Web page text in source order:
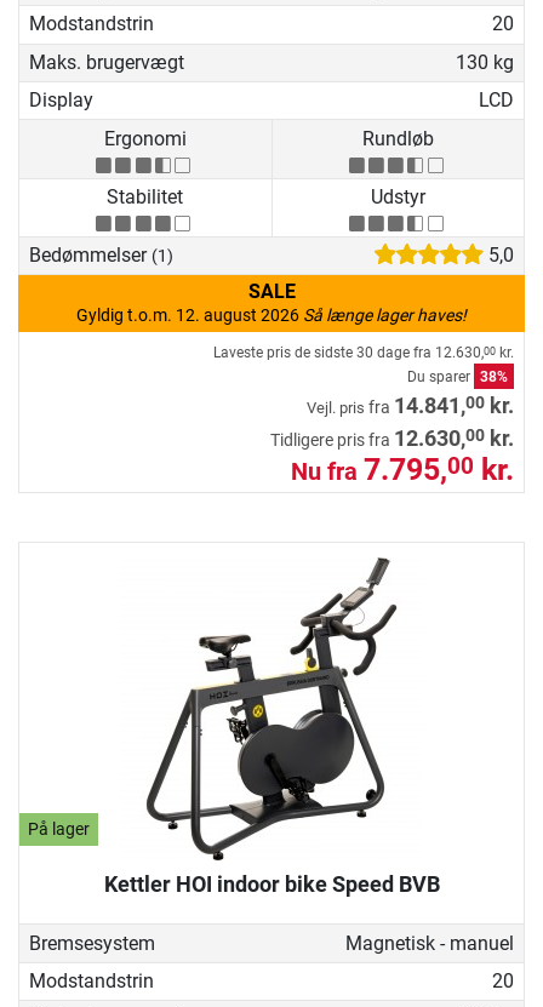
Modstandstrin
20
Maks. brugervægt
130 kg
Display
LCD
Ergonomi
Rundløb
Stabilitet Udstyr
Bedømmelser (1)
5,0
SALE
Gyldig t.o.m. 12. august 2026 Så længe lager haves!
Laveste pris de sidste 30 dage fra 12.630,00 kr.
Du sparer 38%
Vejl. pris fra 14.841,00 kr.
Tidligere pris fra 12.630,00 kr.
Nu fra 7.795,00 kr.
På lager
Kettler HOI indoor bike Speed BVB
Bremsesystem
Magnetisk - manuel
Modstandstrin
20